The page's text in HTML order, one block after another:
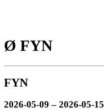
Ø FYN
FYN
2026-05-09 – 2026-05-